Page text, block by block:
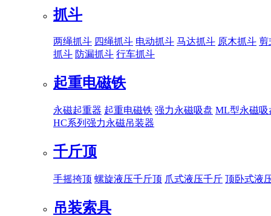
抓斗
两绳抓斗 四绳抓斗 电动抓斗 马达抓斗 原木抓斗 剪
抓斗 防漏抓斗 行车抓斗
起重电磁铁
永磁起重器 起重电磁铁 强力永磁吸盘 ML型永磁吸
HC系列强力永磁吊装器
千斤顶
手摇挎顶 螺旋液压千斤顶 爪式液压千斤 顶卧式液
吊装索具